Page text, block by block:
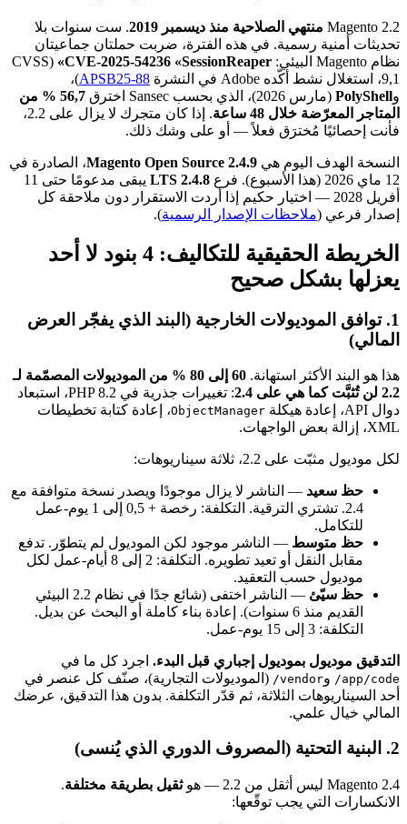
Magento 2.2 منتهي الصلاحية منذ ديسمبر 2019
. ست سنوات بلا
تحديثات أمنية رسمية. في هذه الفترة، ضربت حملتان جماعيتان
نظام Magento البيئي:
CVE-2025-54236 «SessionReaper»
(CVSS
9,1، استغلال نشط أكّده Adobe في النشرة
APSB25-88)،
PolyShell(مارس 2026)، الذي بحسب Sansec اخترق
56,7 % من
المتاجر المعرّضة خلال 48 ساعة
. إذا كان متجرك لا يزال على 2.2،
فأنت إحصائيًا مُخترَق فعلاً — أو على وشك ذلك.
النسخة الهدف اليوم هي Magento Open Source 2.4.9، الصادرة في
12 ماي 2026 (هذا الأسبوع). فرع
2.4.8 LTS
يبقى مدعومًا حتى 11
أفريل 2028 — اختيار حكيم إذا أردت الاستقرار دون ملاحقة كل
إصدار فرعي ( ملاحظات الإصدار الرسمية).
الخريطة الحقيقية للتكاليف: 4 بنود لا أحد
يعزلها بشكل صحيح
1. توافق الموديولات الخارجية (البند الذي يفجّر العرض
المالي)
هذا هو البند الأكثر استهانة.
60 إلى 80 % من الموديولات المصمّمة لـ
2.2 لن تُثبَّت كما هي على 2.4
: تغييرات جذرية في PHP 8.2، استبعاد
دوال API، إعادة هيكلة
ObjectManager ، إعادة كتابة تخطيطات
XML، إزالة بعض الواجهات.
لكل موديول مثبّت على 2.2، ثلاثة سيناريوهات:
حظ سعيد— الناشر لا يزال موجودًا ويصدر نسخة متوافقة مع
2.4. تشتري الترقية. التكلفة: رخصة + 0,5 إلى 1 يوم-عمل
للتكامل.
حظ متوسط— الناشر موجود لكن الموديول لم يتطوّر. تدفع
مقابل النقل أو تعيد تطويره. التكلفة: 2 إلى 8 أيام-عمل لكل
موديول حسب التعقيد.
حظ سيّئ
— الناشر اختفى (شائع جدًا في نظام 2.2 البيئي
القديم منذ 6 سنوات). إعادة بناء كاملة أو البحث عن بديل.
التكلفة: 3 إلى 15 يوم-عمل.
التدقيق موديول بموديول إجباري قبل البدء.اجرد كل ما في
app/code/ و vendor/ (الموديولات التجارية)، صنّف كل عنصر في
أحد السيناريوهات الثلاثة، ثم قدّر التكلفة. بدون هذا التدقيق، عرضك
المالي خيال علمي.
2. البنية التحتية (المصروف الدوري الذي يُنسى)
Magento 2.4 ليس أثقل من 2.2 — هو ثقيل بطريقة مختلفة.
الانكسارات التي يجب توقّعها: